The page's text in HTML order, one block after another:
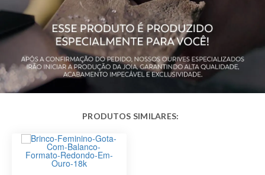
Acabamento Polido
Código do
Produto
B723